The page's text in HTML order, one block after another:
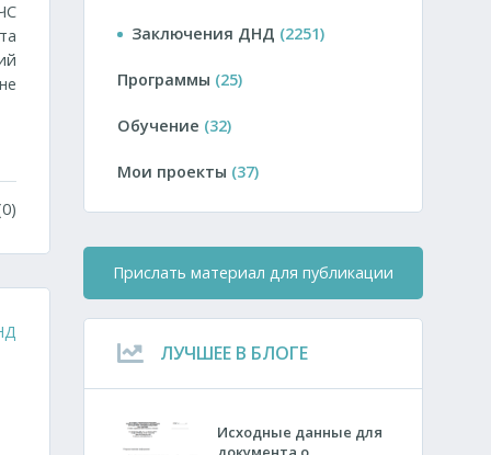
Заключения ДНД (2251)
Программы (25)
Обучение (32)
Мои проекты (37)
Прислать материал для публикации
ЛУЧШЕЕ В БЛОГЕ
Исходные данные для